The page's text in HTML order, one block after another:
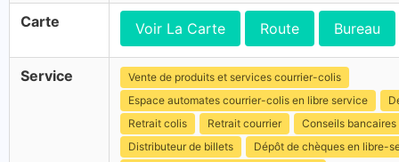
Carte Voir La Carte Route Bureau
Service
Vente de produits et services courrier-colis
Espace automates courrier-colis en libre service
Retrait colis
Retrait courrier
Conseils bancaires
Distributeur de billets
Dépôt de chèques en libre-